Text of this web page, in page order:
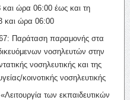
και ώρα 06:00 έως και τη
και ώρα 06:00
Παράταση παραμονής στα
νοσηλευτών στην
νοσηλευτικής και της
κοινοτικής νοσηλευτικής
των εκπαιδευτικών